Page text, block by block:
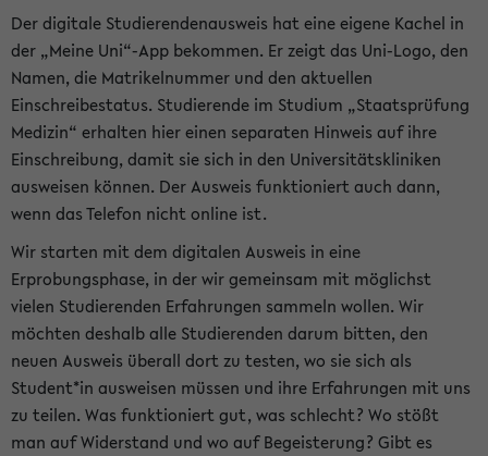
Der digitale Studierendenausweis hat eine eigene Kachel in
der „Meine Uni“-App bekommen. Er zeigt das Uni-Logo, den
Namen, die Matrikelnummer und den aktuellen
Einschreibestatus. Studierende im Studium „Staatsprüfung
Medizin“ erhalten hier einen separaten Hinweis auf ihre
Einschreibung, damit sie sich in den Universitätskliniken
ausweisen können. Der Ausweis funktioniert auch dann,
wenn das Telefon nicht online ist.
Wir starten mit dem digitalen Ausweis in eine
Erprobungsphase, in der wir gemeinsam mit möglichst
vielen Studierenden Erfahrungen sammeln wollen. Wir
möchten deshalb alle Studierenden darum bitten, den
neuen Ausweis überall dort zu testen, wo sie sich als
Student*in ausweisen müssen und ihre Erfahrungen mit uns
zu teilen. Was funktioniert gut, was schlecht? Wo stößt
man auf Widerstand und wo auf Begeisterung? Gibt es